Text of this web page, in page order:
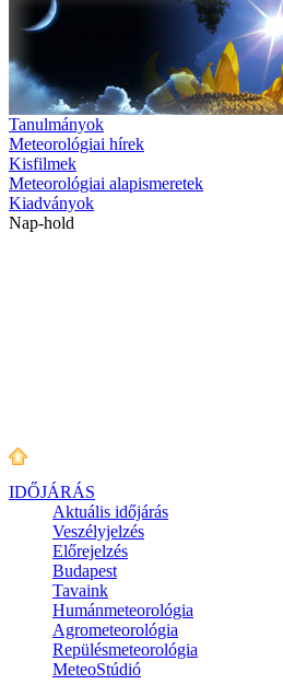
Tanulmányok
Meteorológiai hírek
Kisfilmek
Meteorológiai alapismeretek
Kiadványok
Nap-hold
IDŐJÁRÁS
Aktuális időjárás
Veszélyjelzés
Előrejelzés
Budapest
Tavaink
Humánmeteorológia
Agrometeorológia
Repülésmeteorológia
MeteoStúdió